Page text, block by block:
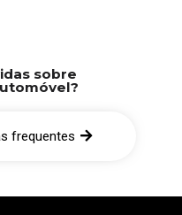
sobre
frequentes